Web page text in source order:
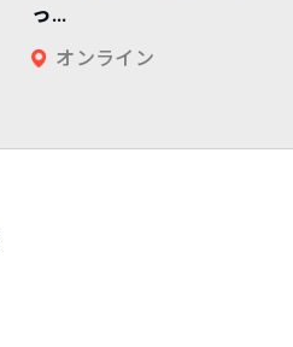
っ...
オンライン